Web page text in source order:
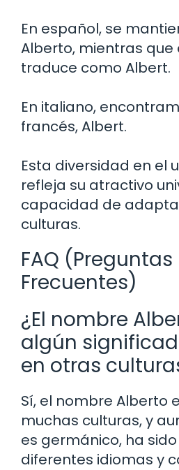
En español, se
Alberto, mientras que
traduce como Albert.
En italiano,
francés, Albert.
Esta diversidad en el
refleja su atractivo
capacidad de
culturas.
FAQ (Preguntas
Frecuentes)
¿El nombre
algún
en otras
Sí, el nombre Alberto
muchas culturas, y
es germánico, ha
diferentes idiomas y